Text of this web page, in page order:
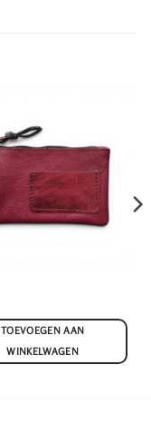
TOEVOEGEN AAN
WINKELWAGEN